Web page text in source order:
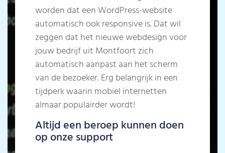
worden dat een WordPress-website
automatisch ook responsive is. Dat wil
zeggen dat het nieuwe webdesign voor
jouw bedrijf uit Montfoort zich
automatisch aanpast aan het scherm
van de bezoeker. Erg belangrijk in een
tijdperk waarin mobiel internetten
almaar populairder wordt!
Altijd een beroep kunnen doen
op onze support